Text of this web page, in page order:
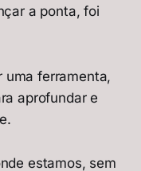
a ponta, foi
uma ferramenta,
aprofundar e
estamos, sem